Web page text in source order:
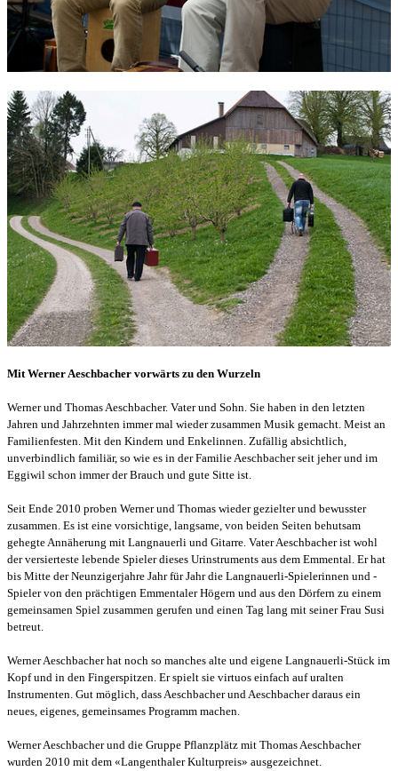
Mit Werner Aeschbacher vorwärts zu den Wurzeln
Werner und Thomas Aeschbacher. Vater und Sohn. Sie haben in den letzten
Jahren und Jahrzehnten immer mal wieder zusammen Musik gemacht. Meist an
Familienfesten. Mit den Kindern und Enkelinnen. Zufällig absichtlich,
unverbindlich familiär, so wie es in der Familie Aeschbacher seit jeher und im
Eggiwil schon immer der Brauch und gute Sitte ist.
Seit Ende 2010 proben Werner und Thomas wieder gezielter und bewusster
zusammen. Es ist eine vorsichtige, langsame, von beiden Seiten behutsam
gehegte Annäherung mit Langnauerli und Gitarre. Vater Aeschbacher ist wohl
der versierteste lebende Spieler dieses Urinstruments aus dem Emmental. Er hat
bis Mitte der Neunzigerjahre Jahr für Jahr die Langnauerli-Spielerinnen und -
Spieler von den prächtigen Emmentaler Högern und aus den Dörfern zu einem
gemeinsamen Spiel zusammen gerufen und einen Tag lang mit seiner Frau Susi
betreut.
Werner Aeschbacher hat noch so manches alte und eigene Langnauerli-Stück im
Kopf und in den Fingerspitzen. Er spielt sie virtuos einfach auf uralten
Instrumenten. Gut möglich, dass Aeschbacher und Aeschbacher daraus ein
neues, eigenes, gemeinsames Programm machen.
Werner Aeschbacher und die Gruppe Pflanzplätz mit Thomas Aeschbacher
wurden 2010 mit dem «Langenthaler Kulturpreis» ausgezeichnet.